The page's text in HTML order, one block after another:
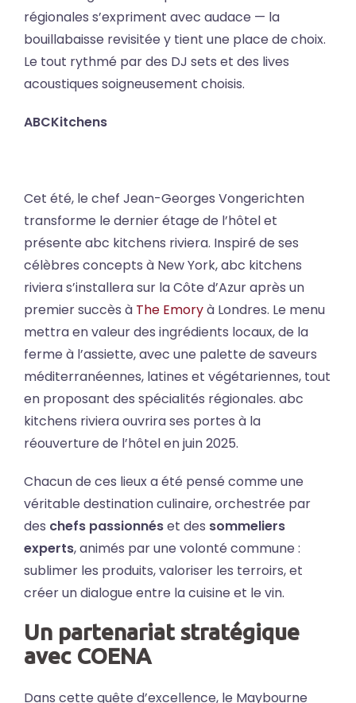
régionales s’expriment avec audace — la
bouillabaisse revisitée y tient une place de choix.
Le tout rythmé par des DJ sets et des lives
acoustiques soigneusement choisis.
ABCKitchens
Cet été, le chef Jean-Georges Vongerichten
transforme le dernier étage de l’hôtel et
présente abc kitchens riviera. Inspiré de ses
célèbres concepts à New York, abc kitchens
riviera s’installera sur la Côte d’Azur après un
premier succès à The Emoryà Londres. Le menu
mettra en valeur des ingrédients locaux, de la
ferme à l’assiette, avec une palette de saveurs
méditerranéennes, latines et végétariennes, tout
en proposant des spécialités régionales. abc
kitchens riviera ouvrira ses portes à la
réouverture de l’hôtel en juin 2025.
Chacun de ces lieux a été pensé comme une
véritable destination culinaire, orchestrée par
des chefs passionnéset des sommeliers
experts, animés par une volonté commune :
sublimer les produits, valoriser les terroirs, et
créer un dialogue entre la cuisine et le vin.
Un partenariat stratégique
avec COENA
Dans cette quête d’excellence, le Maybourne